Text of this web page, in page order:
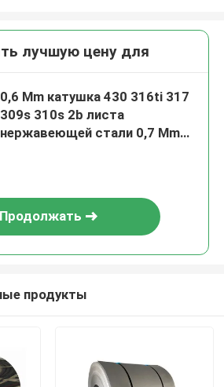
лучшую цену для
0,6 Mm катушка 430 316ti 317
309s 310s 2b листа
нержавеющей стали 0,7 Mm
Продолжать
продукты